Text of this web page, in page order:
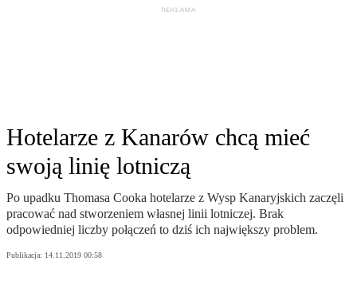
Hotelarze z Kanarów chcą mieć
swoją linię lotniczą
Po upadku Thomasa Cooka hotelarze z Wysp Kanaryjskich zaczęli
pracować nad stworzeniem własnej linii lotniczej. Brak
odpowiedniej liczby połączeń to dziś ich największy problem.
Publikacja: 14.11.2019 00:58